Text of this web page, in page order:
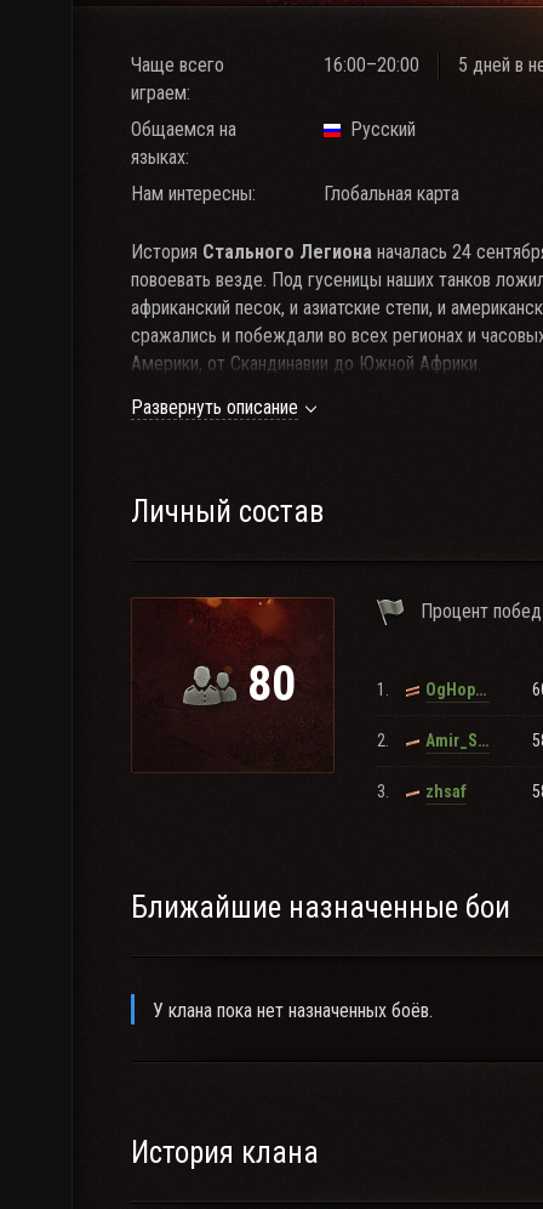
Чаще всего
играем:
16:00–20:00 5 дней в
Общаемся на
языках:
Русский
Нам интересны: Глобальная карта
История Стального Легиона началась 24
повоевать везде. Под гусеницы наших танков
африканский песок, и азиатские степи, и
сражались и побеждали во всех регионах и
Америки, от Скандинавии до Южной Африки.
в ТОП10 кланов по числу провинций. Успехи и
Наша история закончилась 26 декабря 2015 г.,
Наш клан на Евросервере
Развернуть описание
Личный состав
80
Процент побед
1. OgHopykuu
2. Amir_Skalletla
3. zhsaf
Ближайшие назначенные бои
У клана пока нет назначенных боёв.
История клана